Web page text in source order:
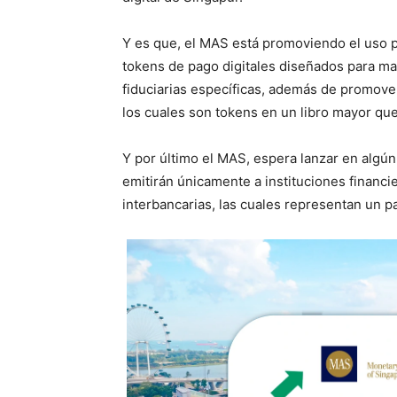
Y es que, el MAS está promoviendo el uso
tokens de pago digitales diseñados para
fiduciarias específicas, además de
los cuales son tokens en un libro mayor
Y por último el MAS, espera lanzar en
emitirán únicamente a instituciones
interbancarias, las cuales representan un